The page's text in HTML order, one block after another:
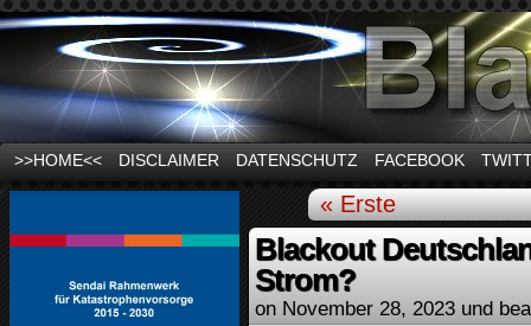
News und Infos zum Thema Stromausfall
>>HOME<< DISCLAIMER DATENSCHUTZ FACEBOOK
« Erste
Blackout
Strom?
on November 28, 2023 und